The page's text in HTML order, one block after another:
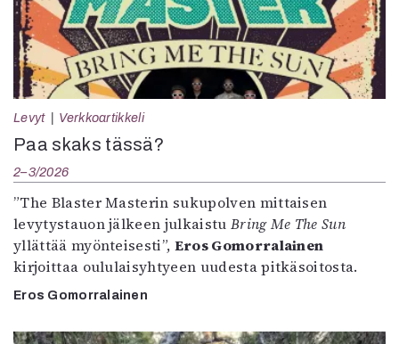
Levyt Verkkoartikkeli
Paa skaks tässä?
2–3/2026
”The Blaster Masterin sukupolven mittaisen
levytystauon jälkeen julkaistu Bring Me The Sun
yllättää myönteisesti”, Eros Gomorralainen
kirjoittaa oululaisyhtyeen uudesta pitkäsoitosta.
Eros Gomorralainen